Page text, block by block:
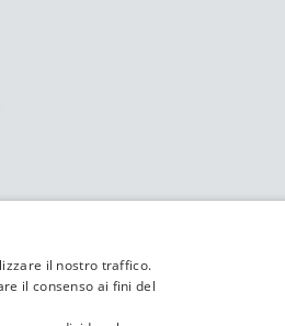
il nostro traffico.
il consenso ai fini del